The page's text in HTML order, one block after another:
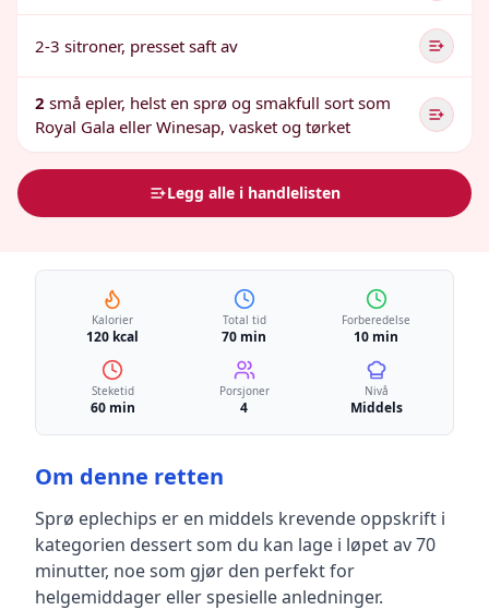
2-3 sitroner, presset saft av
2 små epler, helst en sprø og smakfull sort som
Royal Gala eller Winesap, vasket og tørket
Legg alle i handlelisten
Kalorier
120 kcal
Total tid
70 min
Forberedelse
10 min
Steketid
60 min
Porsjoner
4
Nivå
Middels
Om denne retten
Sprø eplechips er en middels krevende oppskrift i
kategorien dessertsom du kan lage i løpet av 70
minutter, noe som gjør den perfekt for
helgemiddager eller spesielle anledninger.